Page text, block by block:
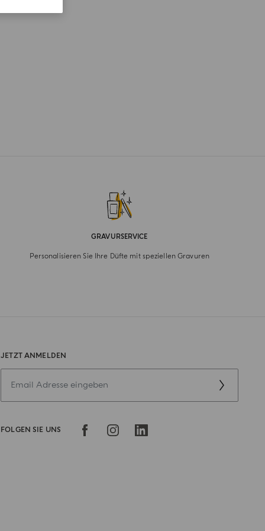
GRAVURSERVICE
Personalisieren Sie Ihre Düfte mit speziellen Gravuren
JETZT ANMELDEN
FOLGEN SIE UNS